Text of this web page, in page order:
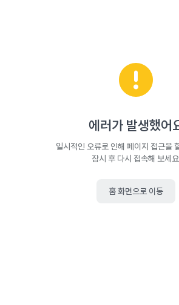
에러가 발생했어
일시적인 오류로 인해 페이지 접근을
잠시 후 다시 접속해 보세
홈 화면으로 이동